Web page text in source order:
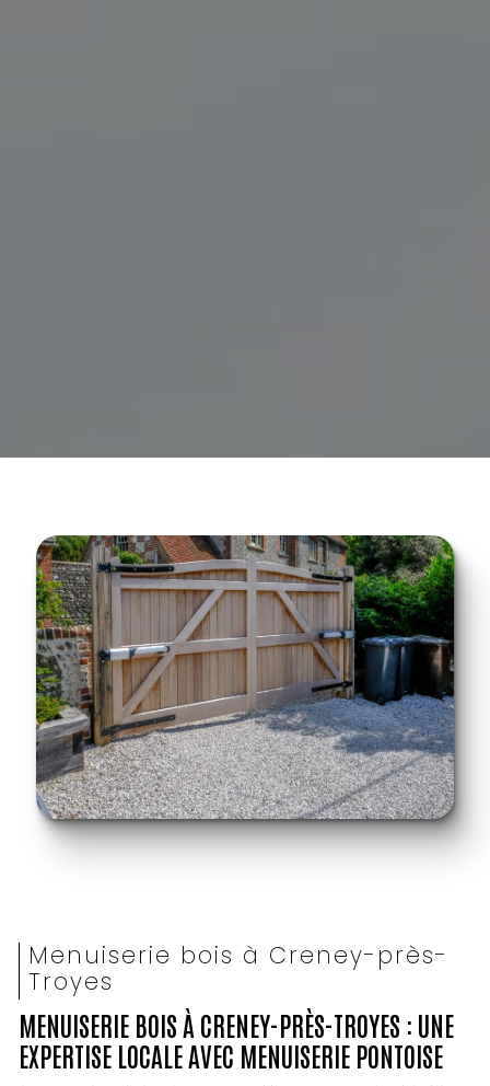
Menuiserie bois à Creney-près-
Troyes
MENUISERIE BOIS À CRENEY-PRÈS-TROYES : UNE
EXPERTISE LOCALE AVEC MENUISERIE PONTOISE